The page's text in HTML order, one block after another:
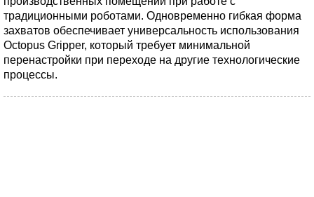
традиционными роботами. Одновременно гибкая форма
захватов обеспечивает универсальность использования
Octopus Gripper, который требует минимальной
перенастройки при переходе на другие технологические
процессы.